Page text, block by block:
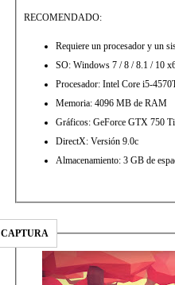
RECOMENDADO:
Requiere un procesador y un
SO: Windows 7 / 8 / 8.1 / 10
Procesador: Intel Core i5-
Memoria: 4096 MB de RAM
Gráficos: GeForce GTX 750
DirectX: Versión 9.0c
Almacenamiento: 3 GB de
CAPTURA